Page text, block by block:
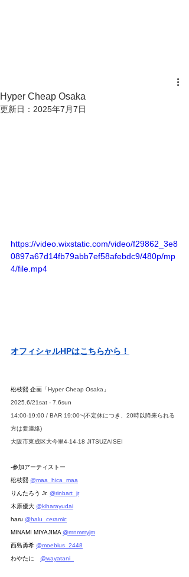
Hyper Cheap Osaka
更新日： 2025年7月7日
https://video.wixstatic.com/video/f29862_3e8
0897a67d14fb79abb7ef58afebdc9/480p/mp
4/file.mp4
オフィシャルHPはこちらから！
松枝熙 企画 「Hyper Cheap Osaka」
2025.6/21sat - 7.6sun
14:00-19:00 / BAR 19:00~(不定休につき、20時以降来られる
方は要連絡)
大阪市東成区大今里4-14-18 JITSUZAISEI
-参加アーティストー
松枝熙 @maa_hica_maa
りんたろう Jr. @rinbart_jr
木原優大 @kiharayudai
haru @halu_ceramic
MINAMI MIYAJIMA @mnmmyjm
西島勇希 @moebius_2448
わやたに @wayatani_